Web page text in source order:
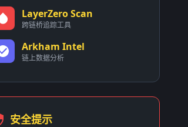
LayerZero Scan
跨链桥追踪工具
Arkham Intel
链上数据分析
安全提示